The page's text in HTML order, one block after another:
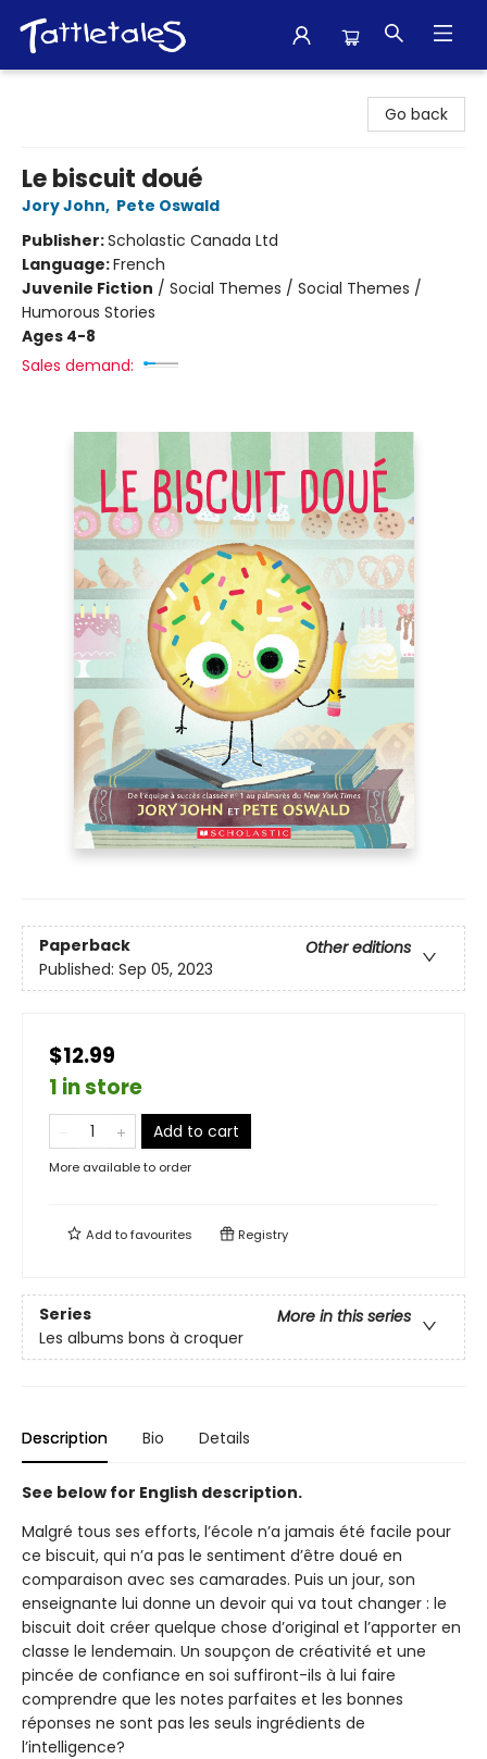
Go back
Le biscuit doué
Jory John, Pete Oswald
Publisher:Scholastic Canada Ltd
Language:French
Juvenile Fiction / Social Themes / Social Themes /
Humorous Stories
Ages 4-8
Sales demand:
Paperback
Other editions
Published: Sep 05, 2023
$12.99
1 in store
Add to cart
More available to order
Add tofavourites Registry
Series
More in this series
Les albums bons à croquer
Description Bio Details
See below for English description.
Malgré tous ses efforts, l’école n’a jamais été facile pour
ce biscuit, qui n’a pas le sentiment d’être doué en
comparaison avec ses camarades. Puis un jour, son
enseignante lui donne un devoir qui va tout changer : le
biscuit doit créer quelque chose d’original et l’apporter en
classe le lendemain. Un soupçon de créativité et une
pincée de confiance en soi suffiront-ils à lui faire
comprendre que les notes parfaites et les bonnes
réponses ne sont pas les seuls ingrédients de
l’intelligence?